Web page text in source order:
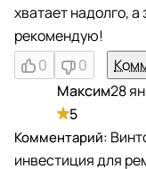
хватает надолго,
рекомендую!
0
0
Максим28
5
инвестиция для